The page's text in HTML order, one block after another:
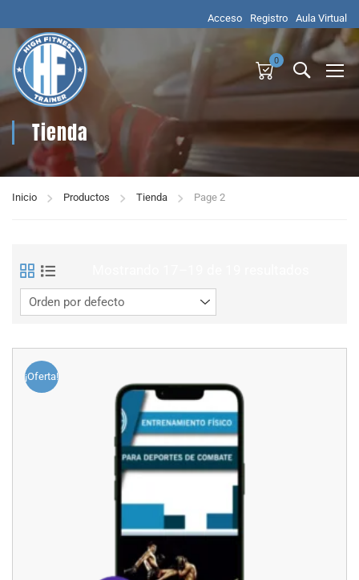
Acceso Registro Aula Virtual
0
Tienda
Inicio Productos Tienda Page 2
¡Oferta!